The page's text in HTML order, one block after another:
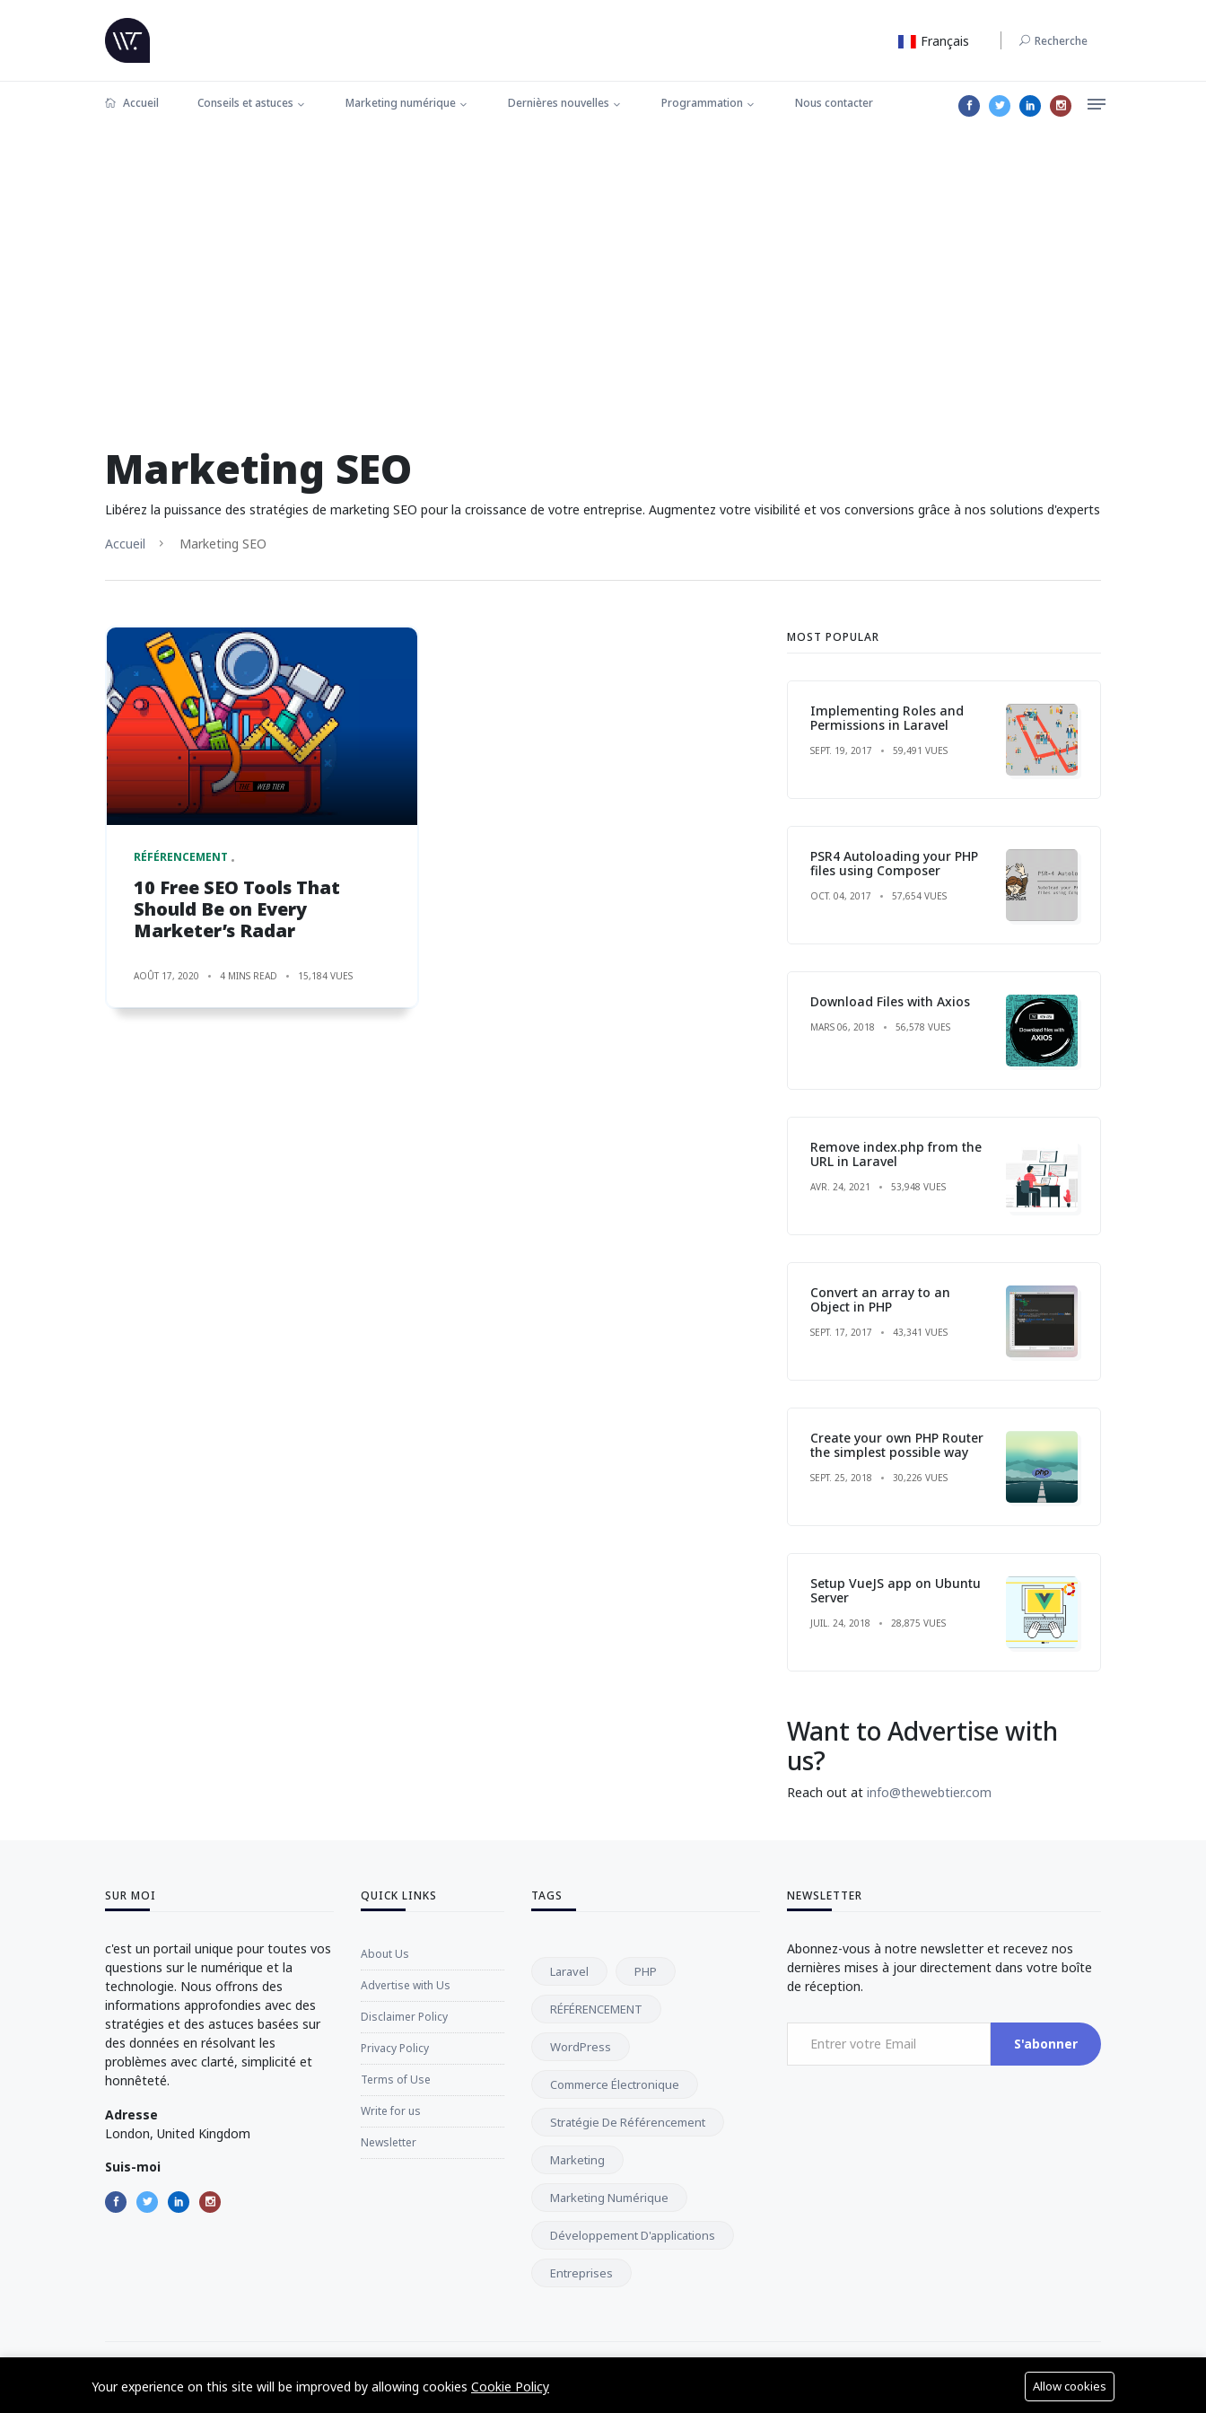
Français Recherche
Accueil Conseils et astuces Marketing numérique Dernières nouvelles Programmation Nous contacter
Marketing SEO
Libérez la puissance des stratégies de marketing SEO pour la croissance de votre entreprise. Augmentez votre visibilité et vos conversions grâce à nos solutions d'experts
Accueil
Marketing SEO
RÉFÉRENCEMENT
10 Free SEO Tools That
Should Be on Every
Marketer’s Radar
AOÛT 17, 2020 4 MINS READ 15,184 VUES
MOST POPULAR
Implementing Roles and
Permissions in Laravel
SEPT. 19, 2017 59,491 VUES
PSR4 Autoloading your PHP
files using Composer
OCT. 04, 2017 57,654 VUES
Download Files with Axios
MARS 06, 2018 56,578 VUES
Remove index.php from the
URL in Laravel
AVR. 24, 2021 53,948 VUES
Convert an array to an
Object in PHP
SEPT. 17, 2017 43,341 VUES
Create your own PHP Router
the simplest possible way
SEPT. 25, 2018 30,226 VUES
Setup VueJS app on Ubuntu
Server
JUIL. 24, 2018 28,875 VUES
Want to Advertise with
us?
Reach out at info@thewebtier.com
SUR MOI
c'est un portail unique pour toutes vos
questions sur le numérique et la
technologie. Nous offrons des
informations approfondies avec des
stratégies et des astuces basées sur
des données en résolvant les
problèmes avec clarté, simplicité et
honnêteté.
Adresse
London, United Kingdom
Suis-moi
QUICK LINKS
About Us
Advertise with Us
Disclaimer Policy
Privacy Policy
Terms of Use
Write for us
Newsletter
TAGS
Laravel PHP
RÉFÉRENCEMENT
WordPress
Commerce Électronique
Stratégie De Référencement
Marketing
Marketing Numérique
Développement D'applications
Entreprises
NEWSLETTER
Abonnez-vous à notre newsletter et recevez nos
dernières mises à jour directement dans votre boîte
de réception.
S'abonner
Your experience on this site will be improved by allowing cookies Cookie Policy Allow cookies